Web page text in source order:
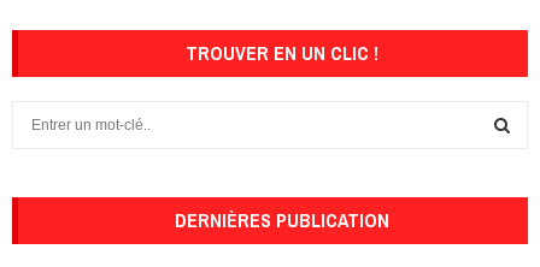
TROUVER EN UN CLIC !
DERNIÈRES PUBLICATION